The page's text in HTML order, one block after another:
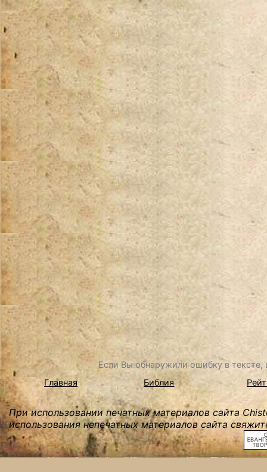
Если Вы обнаружили ошибку в
Главная
Библия
При использовании печатных материалов сайта
использования непечатных материалов сайта